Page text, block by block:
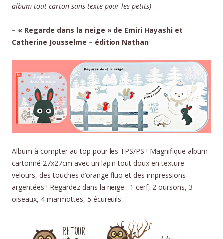
album tout-carton sans texte pour les petits)
– « Regarde dans la neige » de Emiri Hayashi et
Catherine Jousselme – édition Nathan
Album à compter au top pour les TPS/PS ! Magnifique album
cartonné 27x27cm avec un lapin tout doux en texture
velours, des touches d’orange fluo et des impressions
argentées ! Regardez dans la neige : 1 cerf, 2 oursons, 3
oiseaux, 4 marmottes, 5 écureuils…